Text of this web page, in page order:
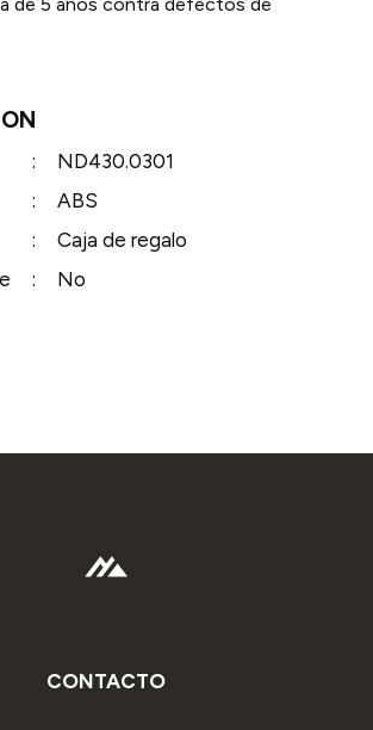
:
ND430.0301
:
ABS
:
Caja de regalo
: No
CONTACTO